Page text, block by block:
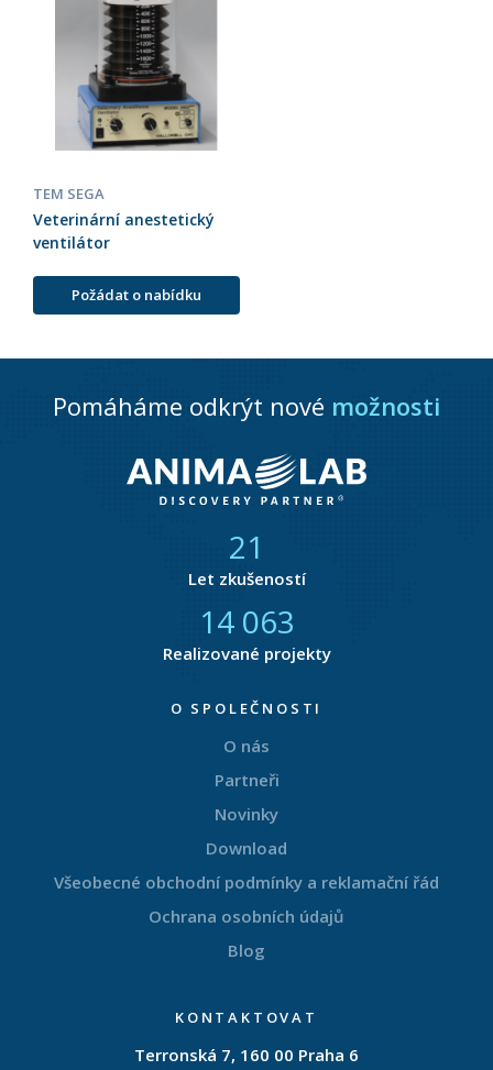
TEM SEGA
Veterinární anestetický
ventilátor
Požádat o nabídku
Pomáháme odkrýt nové možnosti
21
Let zkušeností
14 836
Realizované projekty
O SPOLEČNOSTI
O nás
Partneři
Novinky
Download
Všeobecné obchodní podmínky a reklamační řád
Ochrana osobních údajů
Blog
KONTAKTOVAT
Terronská 7, 160 00 Praha 6